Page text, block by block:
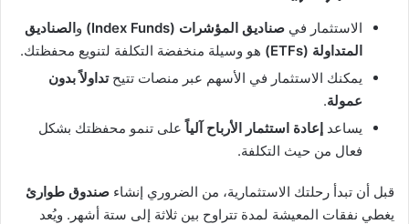
الاستثمار في صناديق المؤشرات (Index Funds) والصناديق
المتداولة (ETFs)
هو وسيلة منخفضة التكلفة لتنويع محفظتك.
يمكنك الاستثمار في الأسهم عبر منصات تتيحتداولاً بدون
عمولة.
يساعد إعادة استثمار الأرباح آلياًعلى تنمو محفظتك بشكل
فعال من حيث التكلفة.
قبل أن تبدأ رحلتك الاستثمارية، من الضروري إنشاء صندوق طوارئ
يغطي نفقات المعيشة لمدة تتراوح بين ثلاثة إلى ستة أشهر. ويُعد